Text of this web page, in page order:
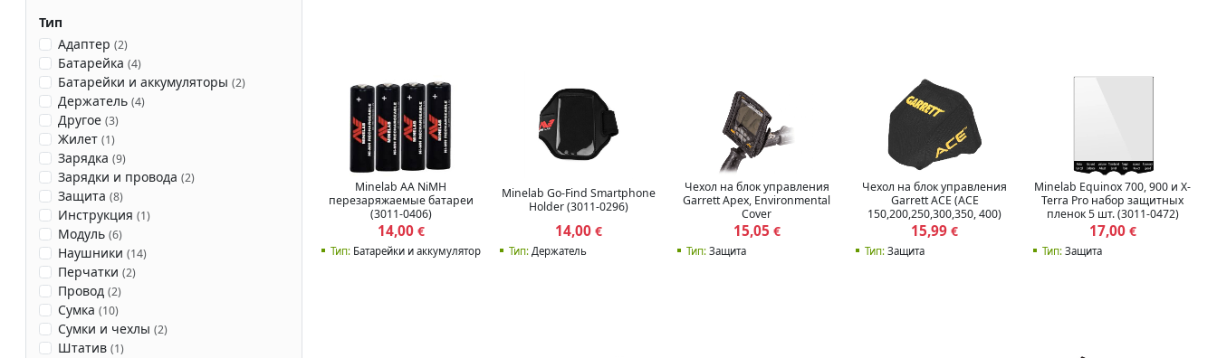
Тип
Адаптер (2)
Батарейка (4)
Батарейки и аккумуляторы (2)
Держатель (4)
Другое (3)
Жилет (1)
Зарядка (9)
Зарядки и провода (2)
Защита (8)
Инструкция (1)
Модуль (6)
Наушники (14)
Перчатки (2)
Провод (2)
Сумка (10)
Сумки и чехлы (2)
Штатив (1)
Minelab AA NiMH
перезаряжаемые батареи
(3011-0406)
14,00€
Тип: Батарейки и аккумуляторы
Minelab Go-Find Smartphone
Holder (3011-0296)
14,00 €
Тип:Держатель
Чехол на блок управления
Garrett Apex, Environmental
Cover
15,05 €
Тип: Защита
Чехол на блок управления
Garrett ACE (ACE
150,200,250,300,350, 400)
15,99 €
Тип:Защита
Minelab Equinox 700, 900 и X-
Terra Pro набор защитных
пленок 5 шт. (3011-0472)
17,00€
Тип: Защита